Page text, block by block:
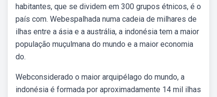
habitantes, que se dividem em 300 grupos étnicos, é o
país com. Webespalhada numa cadeia de milhares de
ilhas entre a ásia e a austrália, a indonésia tem a maior
população muçulmana do mundo e a maior economia
do.
Webconsiderado o maior arquipélago do mundo, a
indonésia é formada por aproximadamente 14 mil ilhas